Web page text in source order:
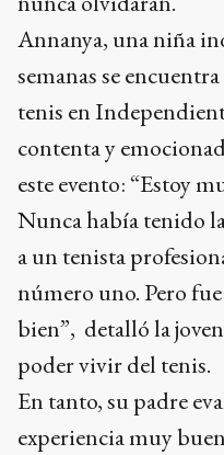
Annanya, una niña
semanas se
tenis en
contenta y
este evento: “Estoy
Nunca había tenido
a un tenista
número uno. Pero
bien”, detalló la
poder vivir del tenis.
En tanto, su padre
experiencia muy